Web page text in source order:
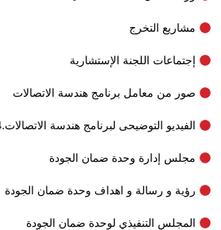
مشاريع التخرج
إجتماعات اللجنة الإستشارية
صور من معامل برنامج هندسة الاتصالات
الفيديو التوضيحى لبرنامج هندسة الاتصالات.mp4
مجلس إدارة وحدة ضمان الجودة
رؤية و رسالة و اهداف وحدة ضمان الجودة
المجلس التنفيذي لوحدة ضمان الجودة